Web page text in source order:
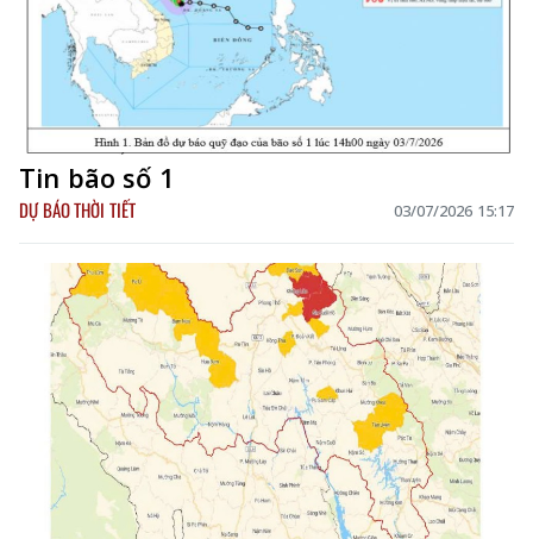
Tin bão số 1
DỰ BÁO THỜI TIẾT 03/07/2026 15:17